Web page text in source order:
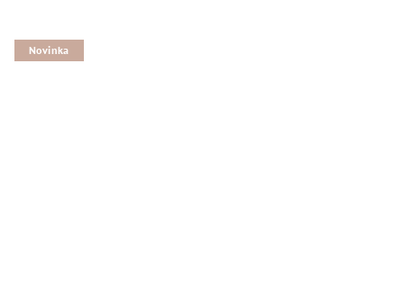
Novinka